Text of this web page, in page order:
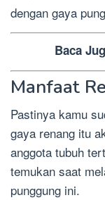
dengan gaya
Baca
Manfaat
Pastinya kamu
gaya renang itu
anggota tubuh
temukan saat
punggung ini.